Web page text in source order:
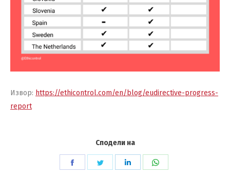
Извор: https://ethicontrol.com/en/blog/eudirective-progress-
report
Сподели на
Share
Share
Share